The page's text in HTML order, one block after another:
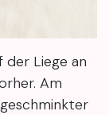
Liege an
Am